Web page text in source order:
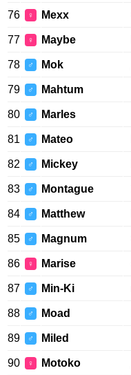
76 ♀ Mexx
77 ♀ Maybe
78 ♂ Mok
79 ♂ Mahtum
80 ♂ Marles
81 ♂ Mateo
82 ♂ Mickey
83 ♂ Montague
84 ♂ Matthew
85 ♂ Magnum
86 ♀ Marise
87 ♂ Min-Ki
88 ♂ Moad
89 ♂ Miled
90 ♀ Motoko